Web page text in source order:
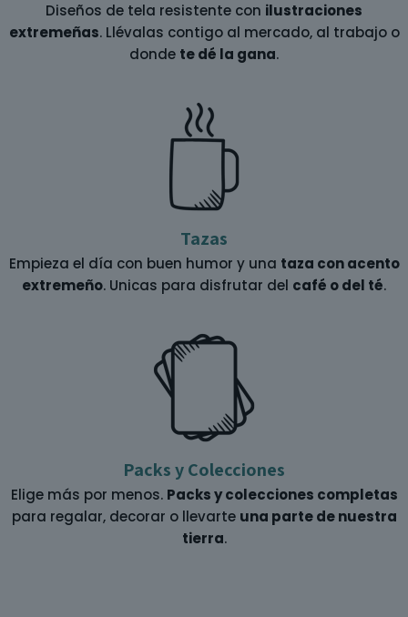
Diseños de tela resistente con ilustraciones
extremeñas. Llévalas contigo al mercado, al trabajo o
donde te dé la gana.
Tazas
Empieza el día con buen humor y una taza con acento
extremeño. Unicas para disfrutar del café o del té.
Packs y Colecciones
Elige más por menos. Packs y colecciones completas
para regalar, decorar o llevarte una parte de nuestra
tierra.